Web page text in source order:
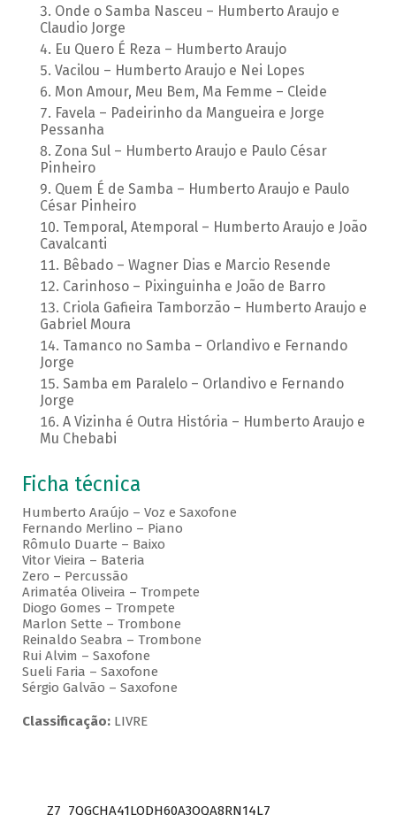
Onde o Samba Nasceu – Humberto Araujo e
Claudio Jorge
Eu Quero É Reza – Humberto Araujo
Vacilou – Humberto Araujo e Nei Lopes
Mon Amour, Meu Bem, Ma Femme – Cleide
Favela – Padeirinho da Mangueira e Jorge
Pessanha
Zona Sul – Humberto Araujo e Paulo César
Pinheiro
Quem É de Samba – Humberto Araujo e Paulo
César Pinheiro
Temporal, Atemporal – Humberto Araujo e João
Cavalcanti
Bêbado – Wagner Dias e Marcio Resende
Carinhoso – Pixinguinha e João de Barro
Criola Gafieira Tamborzão – Humberto Araujo e
Gabriel Moura
Tamanco no Samba – Orlandivo e Fernando
Jorge
Samba em Paralelo – Orlandivo e Fernando
Jorge
A Vizinha é Outra História – Humberto Araujo e
Mu Chebabi
Ficha técnica
Humberto Araújo – Voz e Saxofone
Fernando Merlino – Piano
Rômulo Duarte – Baixo
Vitor Vieira – Bateria
Zero – Percussão
Arimatéa Oliveira – Trompete
Diogo Gomes – Trompete
Marlon Sette – Trombone
Reinaldo Seabra – Trombone
Rui Alvim – Saxofone
Sueli Faria – Saxofone
Sérgio Galvão – Saxofone
Classificação:LIVRE
Z7_7QGCHA41LODH60A3OQA8RN14L7